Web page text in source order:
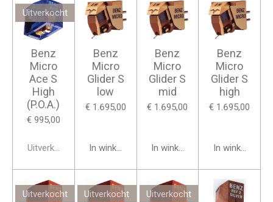
Uitverkocht
Benz
Micro
Ace S
High
(P.O.A.)
€ 995,00
Uitverkocht
Benz
Micro
Glider S
low
€ 1.695,00
In winkelwagen
Benz
Micro
Glider S
mid
€ 1.695,00
In winkelwagen
Benz
Micro
Glider S
high
€ 1.695,00
In winkelwagen
Uitverkocht Uitverkocht Uitverkocht